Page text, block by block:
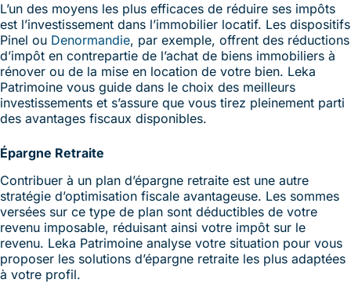
L’un des moyens les plus efficaces de réduire ses impôts
est l’investissement dans l’immobilier locatif. Les dispositifs
Pinel ou Denormandie, par exemple, offrent des réductions
d’impôt en contrepartie de l’achat de biens immobiliers à
rénover ou de la mise en location de votre bien. Leka
Patrimoine vous guide dans le choix des meilleurs
investissements et s’assure que vous tirez pleinement parti
des avantages fiscaux disponibles.
Épargne Retraite
Contribuer à un plan d’épargne retraite est une autre
stratégie d’optimisation fiscale avantageuse. Les sommes
versées sur ce type de plan sont déductibles de votre
revenu imposable, réduisant ainsi votre impôt sur le
revenu. Leka Patrimoine analyse votre situation pour vous
proposer les solutions d’épargne retraite les plus adaptées
à votre profil.